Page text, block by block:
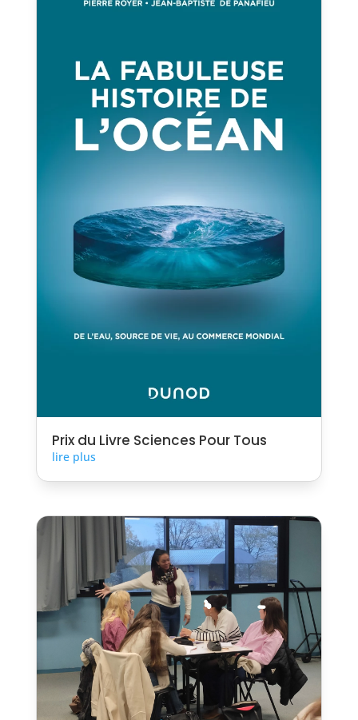
Prix du Livre Sciences Pour Tous
lire plus